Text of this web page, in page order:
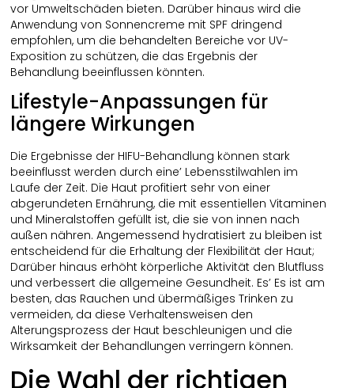
vor Umweltschäden bieten. Darüber hinaus wird die
Anwendung von Sonnencreme mit SPF dringend
empfohlen, um die behandelten Bereiche vor UV-
Exposition zu schützen, die das Ergebnis der
Behandlung beeinflussen könnten.
Lifestyle-Anpassungen für
längere Wirkungen
Die Ergebnisse der HIFU-Behandlung können stark
beeinflusst werden durch eine’ Lebensstilwahlen im
Laufe der Zeit. Die Haut profitiert sehr von einer
abgerundeten Ernährung, die mit essentiellen Vitaminen
und Mineralstoffen gefüllt ist, die sie von innen nach
außen nähren. Angemessend hydratisiert zu bleiben ist
entscheidend für die Erhaltung der Flexibilität der Haut;
Darüber hinaus erhöht körperliche Aktivität den Blutfluss
und verbessert die allgemeine Gesundheit. Es’ Es ist am
besten, das Rauchen und übermäßiges Trinken zu
vermeiden, da diese Verhaltensweisen den
Alterungsprozess der Haut beschleunigen und die
Wirksamkeit der Behandlungen verringern können.
Die Wahl der richtigen